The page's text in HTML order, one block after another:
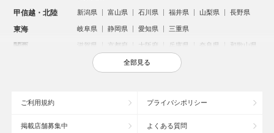
甲信越・北陸 新潟県 富山県 石川県 福井県 山梨県 長野県
東海 岐阜県 静岡県 愛知県 三重県
関西 滋賀県 京都府 大阪府 兵庫県 奈良県 和歌山県
鳥取県 島根県 岡山県 広島県
沖縄県
全部見る
ご利用規約 プライバシポリシー
掲載店舗募集中 よくある質問